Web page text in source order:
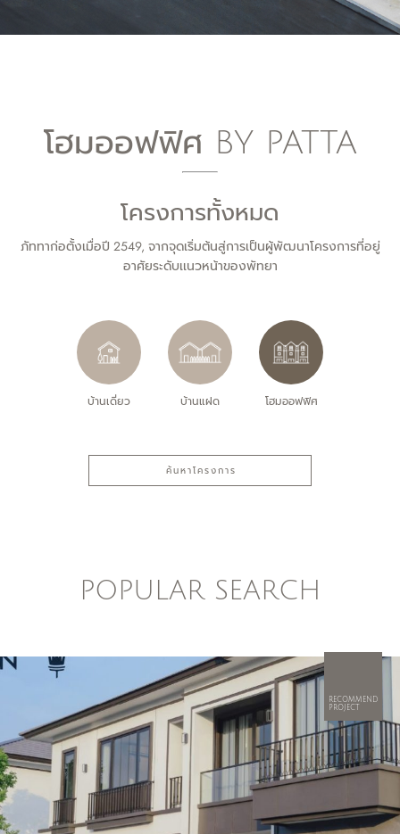
โฮมออฟฟิศ BY PATTA
โครงการทั้งหมด
ภัททาก่อตั้งเมื่อปี 2549, จากจุดเริ่มต้นสู่การเป็นผู้พัฒนาโครงการที่อยู่
อาศัยระดับเเนวหน้าของพัทยา
บ้านเดี่ยว บ้านแฝด โฮมออฟฟิศ
ค้นหาโครงการ
POPULAR SEARCH
RECOMMEND
PROJECT